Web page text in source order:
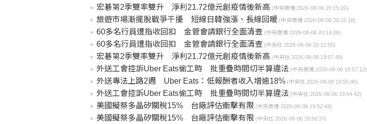
宏碁第2季雙率雙升 淨利21.72億元創疫情後新高 (中央商情 2026-08-06 20:15:20)
旅遊市場漸擺脫戰爭干擾 短線日韓強漲、長線回暖 (中央商情 2026-08-06 20:15:18)
60多名行員遭指收回扣 金管會請銀行全面清查 (中央商情 2026-08-06 20:14:06)
60多名行員遭指收回扣 金管會請銀行全面清查 (中央社 2026-08-06 20:12:55)
宏碁第2季雙率雙升 淨利21.72億元創疫情後新高 (中央社 2026-08-06 19:57:48)
外送工會控訴Uber Eats偷工時 批重疊時間切半算違法 (中央商情 2026-08-06 19:57:12)
外送專法上路2週 Uber Eats：低報酬者收入增逾18% (中央社 2026-08-06 19:55:46)
外送工會控訴Uber Eats偷工時 批重疊時間切半算違法 (中央社 2026-08-06 19:54:42)
美國擬祭多晶矽關稅15% 台廠評估衝擊有限 (中央商情 2026-08-06 19:52:44)
美國擬祭多晶矽關稅15% 台廠評估衝擊有限 (中央社 2026-08-06 19:50:37)